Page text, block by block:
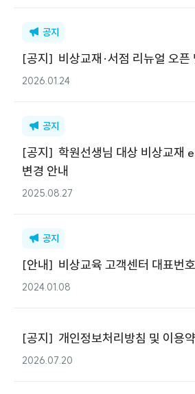
공지
[공지] 비상교재·서점 리뉴얼 오픈
2026.01.24
공지
[공지] 학원선생님 대상 비상교재
변경 안내
2025.08.27
공지
[안내] 비상교육 고객센터 대표
2024.01.08
[공지] 개인정보처리방침 및 이용
2026.07.20